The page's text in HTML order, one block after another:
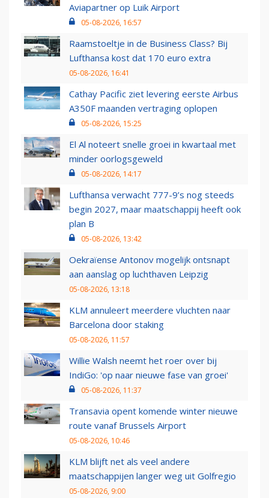
Aviapartner op Luik Airport
05-08-2026, 16:57
Raamstoeltje in de Business Class? Bij
Lufthansa kost dat 170 euro extra
05-08-2026, 16:41
Cathay Pacific ziet levering eerste Airbus
A350F maanden vertraging oplopen
05-08-2026, 15:25
El Al noteert snelle groei in kwartaal met
minder oorlogsgeweld
05-08-2026, 14:17
Lufthansa verwacht 777-9’s nog steeds
begin 2027, maar maatschappij heeft ook
plan B
05-08-2026, 13:42
Oekraïense Antonov mogelijk ontsnapt
aan aanslag op luchthaven Leipzig
05-08-2026, 13:18
KLM annuleert meerdere vluchten naar
Barcelona door staking
05-08-2026, 11:57
Willie Walsh neemt het roer over bij
IndiGo: 'op naar nieuwe fase van groei'
05-08-2026, 11:37
Transavia opent komende winter nieuwe
route vanaf Brussels Airport
05-08-2026, 10:46
KLM blijft net als veel andere
maatschappijen langer weg uit Golfregio
05-08-2026, 9:00